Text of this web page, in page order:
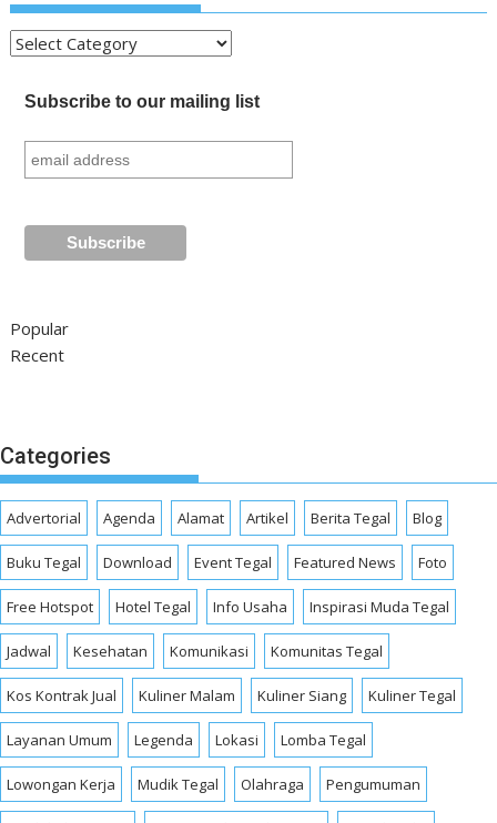
Kategori
Subscribe to our mailing list
Popular
Recent
Categories
Advertorial Agenda Alamat Artikel Berita Tegal Blog
Buku Tegal Download Event Tegal Featured News Foto
Free Hotspot Hotel Tegal Info Usaha Inspirasi Muda Tegal
Jadwal Kesehatan Komunikasi Komunitas Tegal
Kos Kontrak Jual Kuliner Malam Kuliner Siang Kuliner Tegal
Layanan Umum Legenda Lokasi Lomba Tegal
Lowongan Kerja Mudik Tegal Olahraga Pengumuman